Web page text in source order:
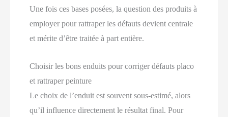
Une fois ces bases posées, la question des produits à
employer pour rattraper les défauts devient centrale
et mérite d’être traitée à part entière.
Choisir les bons enduits pour corriger défauts placo
et rattraper peinture
Le choix de l’enduit est souvent sous‑estimé, alors
qu’il influence directement le résultat final. Pour